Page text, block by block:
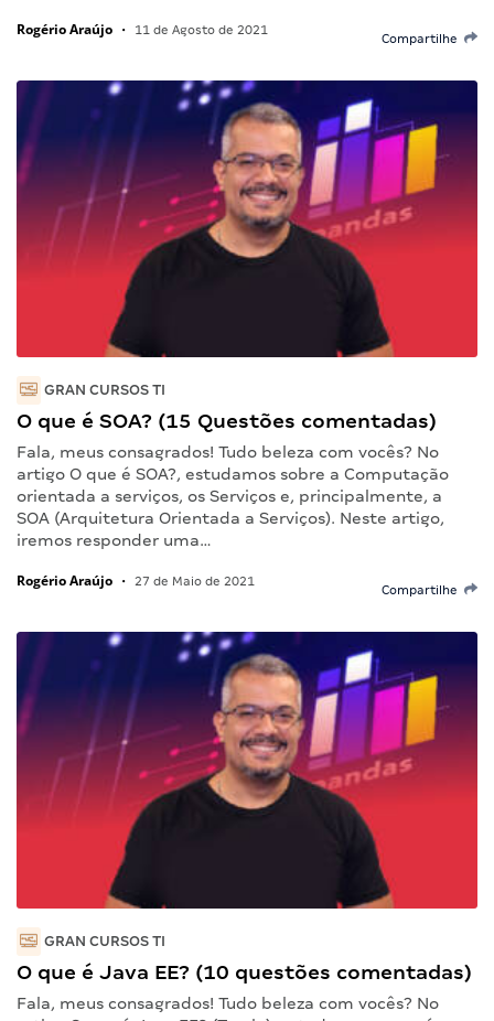
Rogério Araújo • 11 de Agosto de 2021
Compartilhe
GRAN CURSOS TI
O que é SOA? (15 Questões comentadas)
Fala, meus consagrados! Tudo beleza com vocês? No
artigo O que é SOA?, estudamos sobre a Computação
orientada a serviços, os Serviços e, principalmente, a
SOA (Arquitetura Orientada a Serviços). Neste artigo,
iremos responder uma…
Rogério Araújo • 27 de Maio de 2021
Compartilhe
GRAN CURSOS TI
O que é Java EE? (10 questões comentadas)
Fala, meus consagrados! Tudo beleza com vocês? No